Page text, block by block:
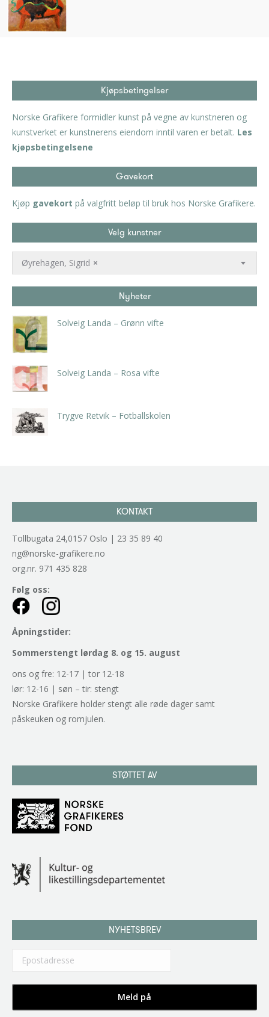
Kjøpsbetingelser
Norske Grafikere formidler kunst på vegne av kunstneren og
kunstverket er kunstnerens eiendom inntil varen er betalt. Les
kjøpsbetingelsene
Gavekort
Kjøp gavekort på valgfritt beløp til bruk hos Norske Grafikere.
Velg kunstner
×
Øyrehagen, Sigrid
Nyheter
Solveig Landa – Grønn vifte
Solveig Landa – Rosa vifte
Trygve Retvik – Fotballskolen
KONTAKT
Tollbugata 24,0157 Oslo | 23 35 89 40
ng@norske-grafikere.no
org.nr. 971 435 828
Følg oss:
Åpningstider:
Sommerstengt lørdag 8. og 15. august
ons og fre: 12-17 | tor 12-18
lør: 12-16 | søn – tir: stengt
Norske Grafikere holder stengt alle røde dager samt
påskeuken og romjulen.
STØTTET AV
NYHETSBREV